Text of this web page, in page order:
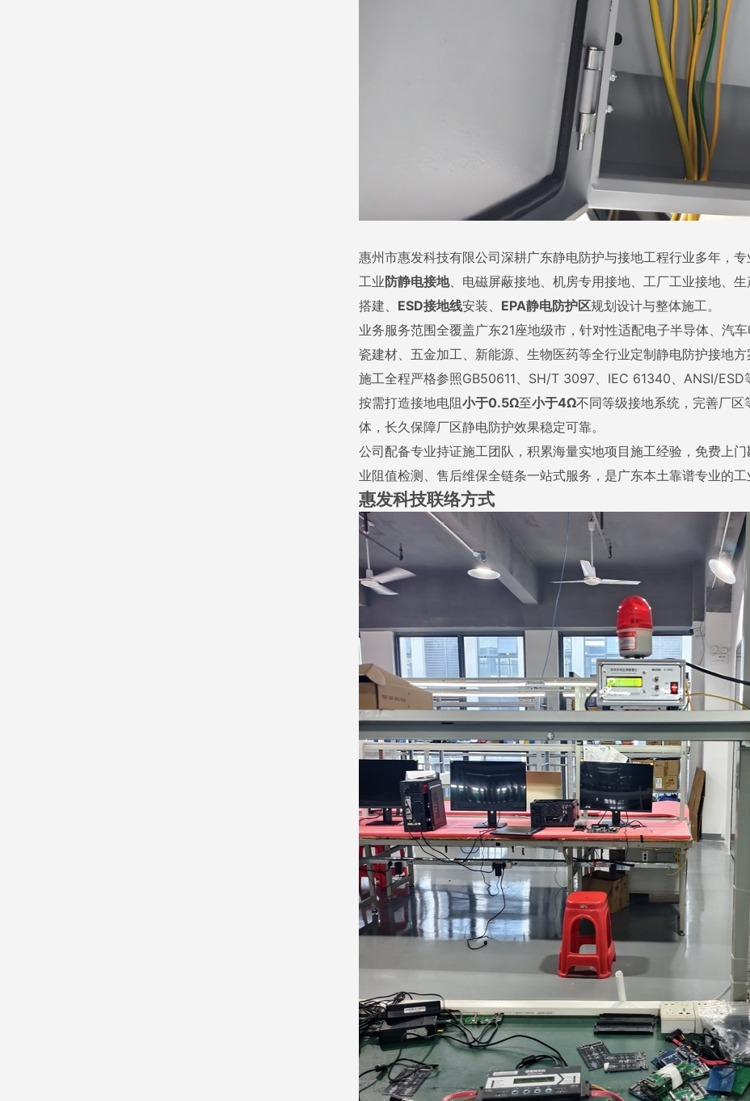
惠州市惠发科技有限公司深耕广东静电防护与接地工程行业多年，
工业防静电接地、电磁屏蔽接地、机房专用接地、工厂工业接地、
搭建、 ESD接地线安装、 EPA静电防护区规划设计与整体施工。
业务服务范围全覆盖广东21座地级市，针对性适配电子半导体、汽
瓷建材、五金加工、新能源、生物医药等全行业定制静电防护接地方
施工全程严格参照GB50611、SH/T 3097、IEC 61340、ANSI/ESD
按需打造接地电阻小于0.5Ω至小于4Ω不同等级接地系统，完善厂
体，长久保障厂区静电防护效果稳定可靠。
公司配备专业持证施工团队，积累海量实地项目施工经验，免费上
业阻值检测、售后维保全链条一站式服务，是广东本土靠谱专业的工
惠发科技联络方式